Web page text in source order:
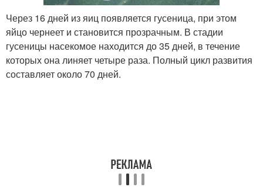
Через 16 дней из яиц появляется гусеница, при этом
яйцо чернеет и становится прозрачным. В стадии
гусеницы насекомое находится до 35 дней, в течение
которых она линяет четыре раза. Полный цикл развития
составляет около 70 дней.